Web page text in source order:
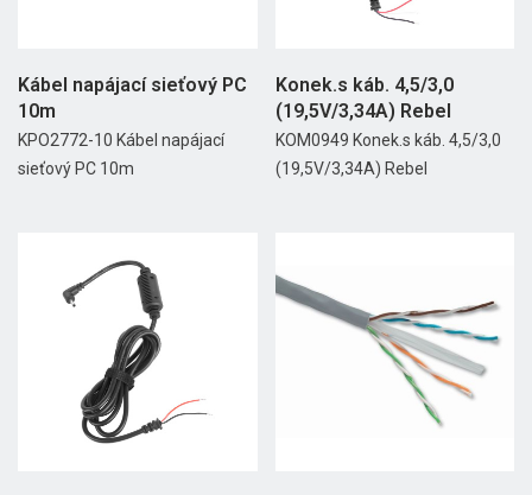
Kábel napájací sieťový PC
10m
KPO2772-10 Kábel napájací
sieťový PC 10m
Konek.s káb. 4,5/3,0
(19,5V/3,34A) Rebel
KOM0949 Konek.s káb. 4,5/3,0
(19,5V/3,34A) Rebel